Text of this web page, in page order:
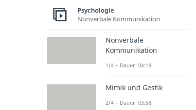
Psychologie
Nonverbale Kommunikation
Nonverbale
Kommunikation
1/4 – Dauer: 04:19
Mimik und Gestik
2/4 – Dauer: 03:58